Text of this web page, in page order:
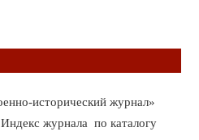
исторический журнал»
журнала по каталогу